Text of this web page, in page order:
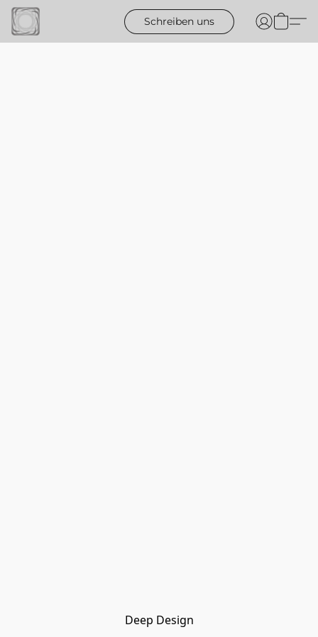
Schreiben uns
Deep Design